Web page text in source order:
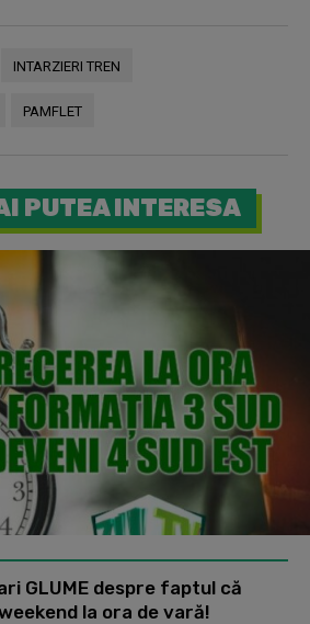
INTARZIERI TREN
PAMFLET
PUTEA INTERESA
GLUME despre faptul că
la ora de vară!